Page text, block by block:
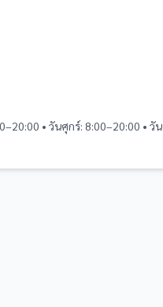
• วันศุกร์: 8:00–20:00 • วัน